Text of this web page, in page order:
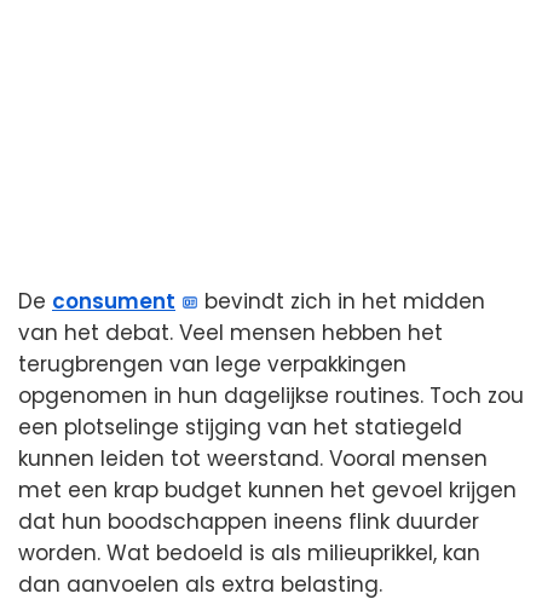
De consument
bevindt zich in het midden
van het debat. Veel mensen hebben het
terugbrengen van lege verpakkingen
opgenomen in hun dagelijkse routines. Toch zou
een plotselinge stijging van het statiegeld
kunnen leiden tot weerstand. Vooral mensen
met een krap budget kunnen het gevoel krijgen
dat hun boodschappen ineens flink duurder
worden. Wat bedoeld is als milieuprikkel, kan
dan aanvoelen als extra belasting.